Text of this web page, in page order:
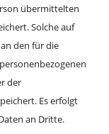
übermittelten
Solche auf
den für die
der
Es erfolgt
an Dritte.